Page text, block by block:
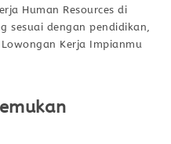
Human Resources di
sesuai dengan pendidikan,
Kerja Impianmu